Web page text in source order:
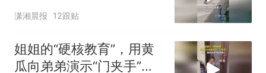
潇湘晨报 12跟贴
姐姐的“硬核教育”，用黄
瓜向弟弟演示“门夹手”，